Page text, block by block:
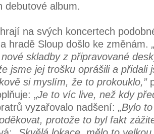
debutové album.
na svých koncertech
hradě Sloup došlo ke změnám.
skladby z připravované
jsme jej trošku oprášili a přidali
si myslím, že to prokouklo,”
„Je to víc live, než kdy
vyzařovalo nadšení: „Bylo
protože to byl fakt